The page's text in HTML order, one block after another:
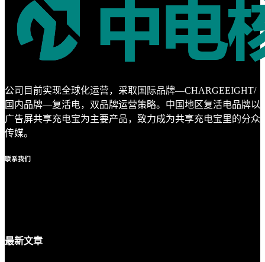
公司目前实现全球化运营，采取国际品牌—CHARGEEIGHT/
国内品牌—复活电，双品牌运营策略。中国地区复活电品牌以
广告屏共享充电宝为主要产品，致力成为共享充电宝里的分众
传媒。
联系我们
最新文章